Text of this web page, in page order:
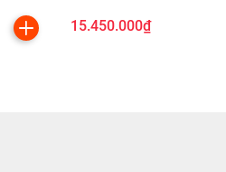
thời gian.
15.450.000₫